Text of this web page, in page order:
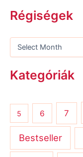
Régiségek
Kategóriák
5 6 7
Bestseller